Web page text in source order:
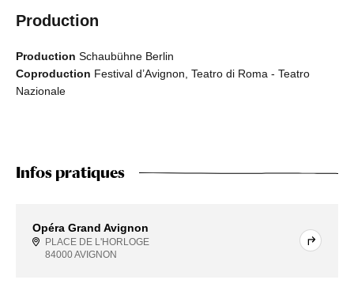
Production
Production Schaubühne Berlin
Coproduction Festival d’Avignon, Teatro di Roma - Teatro
Nazionale
Infos pratiques
Opéra Grand Avignon
PLACE DE L'HORLOGE
84000 AVIGNON